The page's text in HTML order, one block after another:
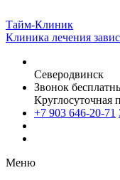
Тайм-Клиник
Клиника лечения
Северодвинск
Звонок
Круглосуточная
+7 903 646-20-71
Меню